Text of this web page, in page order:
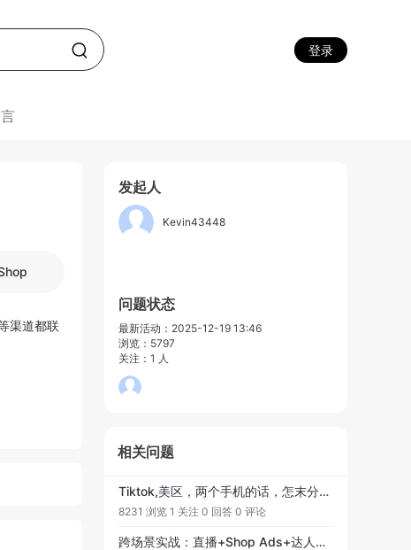
登录
渠道都联
发起人
Kevin43448
问题状态
最新活动：2025-12-19 13:46
浏览：5797
关注：1 人
相关问题
Tiktok,美区，两个手机的话，怎末分配使用呀，做家具
8231 浏览 1 关注 0 回答 0 评论
跨场景实战：直播+Shop Ads+达人联盟的落地策略